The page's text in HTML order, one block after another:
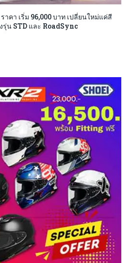
าคา เริ่ม 96,000 บาท เปลี่ยนใหม่แค่สี
รุ่น STD และ RoadSync